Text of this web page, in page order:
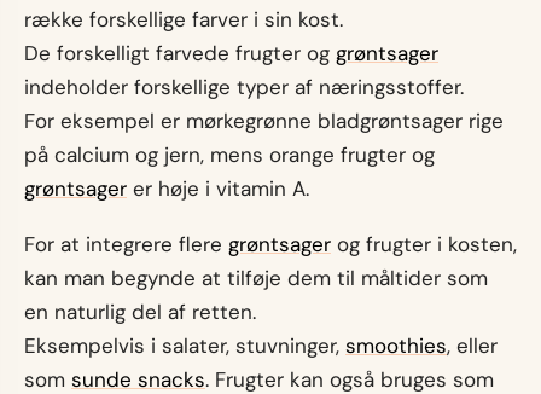
række forskellige farver i sin kost.
De forskelligt farvede frugter og grøntsager
indeholder forskellige typer af næringsstoffer.
For eksempel er mørkegrønne bladgrøntsager rige
på calcium og jern, mens orange frugter og
grøntsager er høje i vitamin A.
For at integrere flere grøntsager og frugter i kosten,
kan man begynde at tilføje dem til måltider som
en naturlig del af retten.
Eksempelvis i salater, stuvninger, smoothies, eller
som sunde snacks. Frugter kan også bruges som